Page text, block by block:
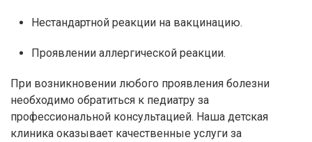
Нестандартной реакции на вакцинацию.
Проявлении аллергической реакции.
При возникновении любого проявления болезни
необходимо обратиться к педиатру за
профессиональной консультацией. Наша детская
клиника оказывает качественные услуги за